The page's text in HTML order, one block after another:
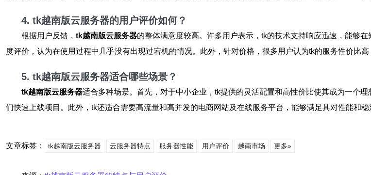
4. tk越南版云服务器的用户评价如何？
根据用户反馈， tk越南版云服务器的整体满意度较高。许多用户表示，tk的技术支持响应迅速，能够
度评价，认为在使用过程中几乎没有出现过宕机的情况。此外，针对价格，很多用户认为tk的服务性价比高
5. tk越南版云服务器适合哪些场景？
tk越南版云服务器适合多种场景。首先，对于中小企业，tk提供的灵活配置和高性价比使其成为一个
们快速上线项目。此外，tk还适合需要高流量和高并发的电商网站及在线服务平台，能够满足其对性能和稳
文章标签： tk越南版云服务器 云服务器特点 服务器性能 用户评价 越南市场 更多»